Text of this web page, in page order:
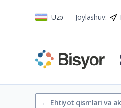
Uzb Joylashuv:
← Ehtiyot qismlari va